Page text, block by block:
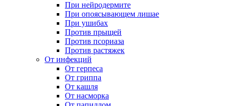
При нейродермите
При опоясывающем лишае
При ушибах
Против прыщей
Против псориаза
Против растяжек
От инфекций
От герпеса
От гриппа
От кашля
От насморка